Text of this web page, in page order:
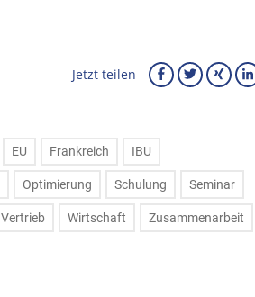
Jetzt teilen
EU Frankreich IBU
Optimierung Schulung Seminar
Vertrieb Wirtschaft Zusammenarbeit